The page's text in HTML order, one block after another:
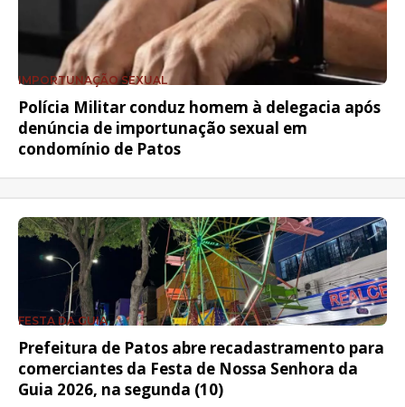
IMPORTUNAÇÃO SEXUAL
Polícia Militar conduz homem à delegacia após
denúncia de importunação sexual em
condomínio de Patos
FESTA DA GUIA
Prefeitura de Patos abre recadastramento para
comerciantes da Festa de Nossa Senhora da
Guia 2026, na segunda (10)